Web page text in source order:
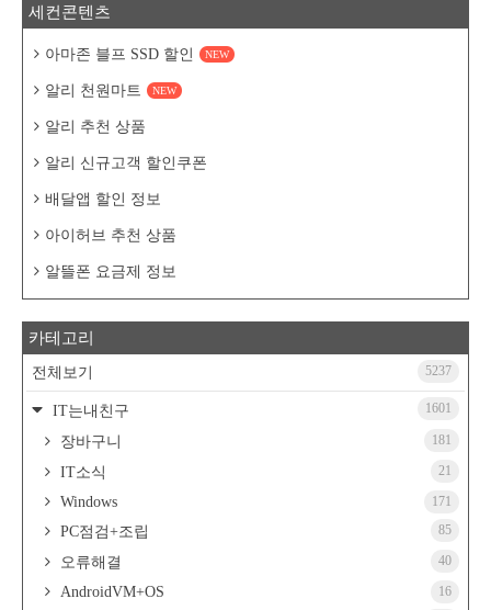
세컨콘텐츠
아마존 블프 SSD 할인 NEW
알리 천원마트 NEW
알리 추천 상품
알리 신규고객 할인쿠폰
배달앱 할인 정보
아이허브 추천 상품
알뜰폰 요금제 정보
카테고리
전체보기 5237
IT는내친구 1601
장바구니 181
IT소식 21
Windows 171
PC점검+조립 85
오류해결 40
AndroidVM+OS 16